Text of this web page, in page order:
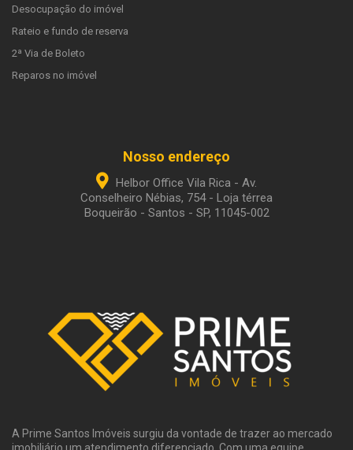
Desocupação do imóvel
Rateio e fundo de reserva
2ª Via de Boleto
Reparos no imóvel
Nosso endereço
Helbor Office Vila Rica - Av.
Conselheiro Nébias, 754 - Loja térrea
Boqueirão - Santos - SP, 11045-002
A Prime Santos Imóveis surgiu da vontade de trazer ao mercado
imobiliário um atendimento diferenciado. Com uma equipe